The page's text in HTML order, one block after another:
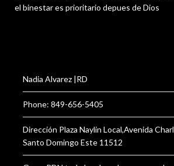
el binestar es prioritario depues de Dios
Nadia Alvarez |RD
Phone: 849-656-5405
Dirección Plaza Naylin Local,Avenida
Santo Domingo Este 11512